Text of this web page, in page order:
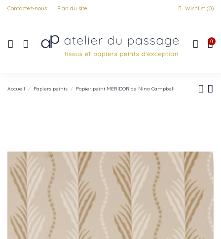
Contactez-nous Plan du site Wishlist (0)
0
Accueil Papiers peints Papier peint MERIDOR de Nina Campbell